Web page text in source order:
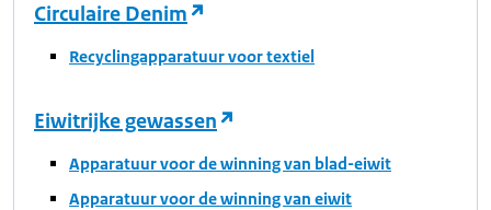
Circulaire Denim
Recyclingapparatuur voor textiel
Eiwitrijke gewassen
Apparatuur voor de winning van blad-eiwit
Apparatuur voor de winning van eiwit